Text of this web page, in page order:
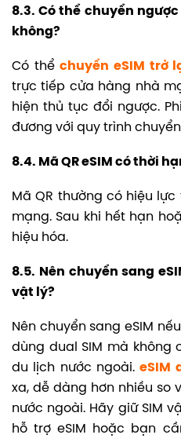
8.3. Có thể chuyển
không?
Có thểchuyển eSIM trở
trực tiếp cửa hàng nhà
hiện thủ tục đổi ngược.
đương với quy trình chuyển
8.4. Mã QR eSIM có thời
Mã QR thường có hiệu
mạng. Sau khi hết hạn
hiệu hóa.
8.5. Nên chuyển sang
vật lý?
Nên chuyển sang eSIM
dùng dual SIM mà không
du lịch nước ngoài.eSIM
xa, dễ dàng hơn nhiều so
nước ngoài. Hãy giữ SIM
hỗ trợ eSIM hoặc bạn